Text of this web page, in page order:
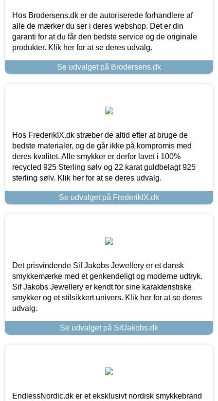
Hos Brodersens.dk er de autoriserede forhandlere af
alle de mærker du ser i deres webshop. Det er din
garanti for at du får den bedste service og de originale
produkter. Klik her for at se deres udvalg.
Se udvalget på Brodersens.dk
Hos FrederikIX.dk stræber de altid efter at bruge de
bedste materialer, og de går ikke på kompromis med
deres kvalitet. Alle smykker er derfor lavet i 100%
recycled 925 Sterling sølv og 22 karat guldbelagt 925
sterling sølv. Klik her for at se deres udvalg.
Se udvalget på FrederikIX.dk
Det prisvindende Sif Jakobs Jewellery er et dansk
smykkemærke med et genkendeligt og moderne udtryk.
Sif Jakobs Jewellery er kendt for sine karakteristiske
smykker og et stilsikkert univers. Klik her for at se deres
udvalg.
Se udvalget på SifJakobs.dk
EndlessNordic.dk er et eksklusivt nordisk smykkebrand